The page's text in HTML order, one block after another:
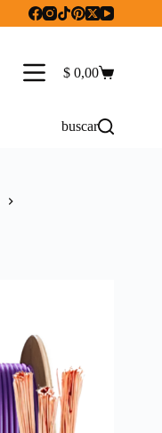
Carro
$ 0,00
buscar